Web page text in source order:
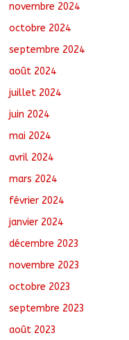
novembre 2024
octobre 2024
septembre 2024
août 2024
juillet 2024
juin 2024
mai 2024
avril 2024
mars 2024
février 2024
janvier 2024
décembre 2023
novembre 2023
octobre 2023
septembre 2023
août 2023